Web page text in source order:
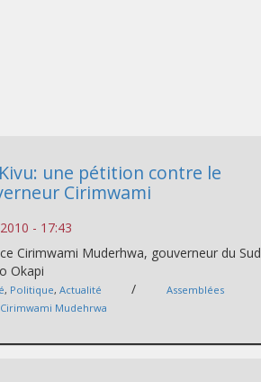
une pétition contre le
Cirimwami
- 17:43
Cirimwami Muderhwa, gouverneur du Sud
Okapi
, Politique,Actualité /
Assemblées
Cirimwami Mudehrwa